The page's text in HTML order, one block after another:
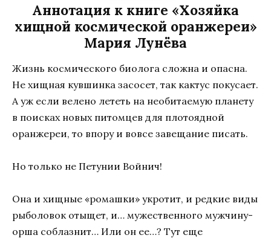
Аннотация к книге «Хозяйка
хищной космической оранжереи»
Мария Лунёва
Жизнь космического биолога сложна и опасна.
Не хищная кувшинка засосет, так кактус покусает.
А уж если велено лететь на необитаемую планету
в поисках новых питомцев для плотоядной
оранжереи, то впору и вовсе завещание писать.
Но только не Петунии Войнич!
Она и хищные «ромашки» укротит, и редкие виды
рыболовок отыщет, и… мужественного мужчину-
орша соблазнит… Или он ее…? Тут еще